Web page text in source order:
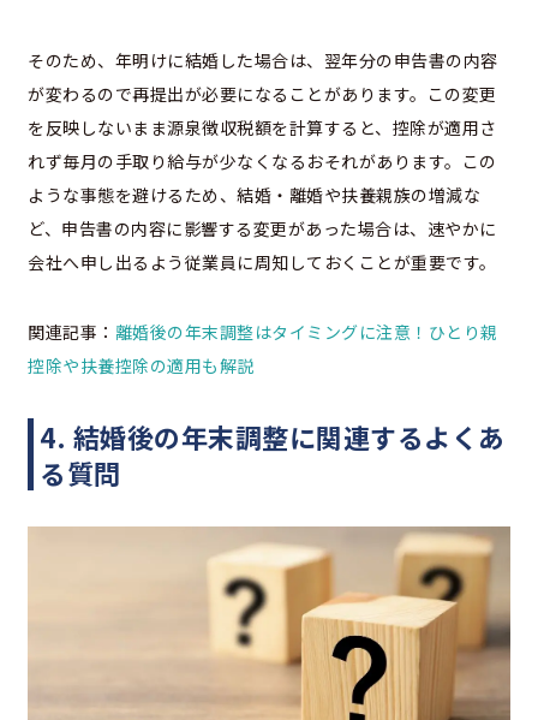
そのため、年明けに結婚した場合は、翌年分の申告書の内容
が変わるので再提出が必要になることがあります。この変更
を反映しないまま源泉徴収税額を計算すると、控除が適用さ
れず毎月の手取り給与が少なくなるおそれがあります。この
ような事態を避けるため、結婚・離婚や扶養親族の増減な
ど、申告書の内容に影響する変更があった場合は、速やかに
会社へ申し出るよう従業員に周知しておくことが重要です。
関連記事： 離婚後の年末調整はタイミングに注意！ひとり親
控除や扶養控除の適用も解説
4. 結婚後の年末調整に関連するよくあ
る質問